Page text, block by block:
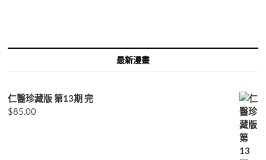
最新漫畫
仁醫珍藏版 第13期 完
$85.00